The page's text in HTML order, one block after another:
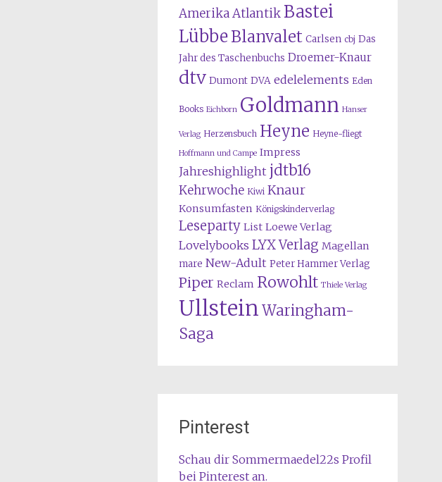
AmerikaAtlantik Bastei
LübbeBlanvalet Carlsen cbj Das
Jahr des Taschenbuchs Droemer-Knaur
dtv Dumont DVA edelelements Eden
Books Eichborn Goldmann Hanser
Verlag Herzensbuch Heyne Heyne-fliegt
Hoffmann und Campe Impress
Jahreshighlight jdtb16
Kehrwoche Kiwi Knaur
Konsumfasten Königskinderverlag
Leseparty List Loewe Verlag
Lovelybooks LYX Verlag Magellan
mare New-Adult Peter Hammer Verlag
Piper Reclam Rowohlt Thiele Verlag
UllsteinWaringham-
Saga
Pinterest
Schau dir Sommermaedel22s Profil
bei Pinterest an.